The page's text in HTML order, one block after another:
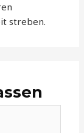
streben.